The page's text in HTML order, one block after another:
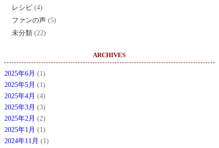
レシピ(4)
ファンの声(5)
未分類 (22)
ARCHIVES
2025年6月 (1)
2025年5月 (1)
2025年4月 (4)
2025年3月 (3)
2025年2月 (2)
2025年1月 (1)
2024年11月 (1)